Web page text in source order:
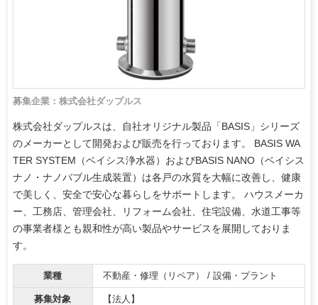
募集企業：株式会社ダップルス
株式会社ダップルスは、自社オリジナル製品「BASIS」シリーズ
のメーカーとして開発および販売を行っております。 BASIS WA
TER SYSTEM（ベイシス浄水器）およびBASIS NANO（ベイシス
ナノ・ナノバブル生成装置）は各戸の水質を大幅に改善し、健康
で美しく、安全で安心な暮らしをサポートします。 ハウスメーカ
ー、工務店、管理会社、リフォーム会社、住宅設備、水道工事等
の事業者様とも親和性が高い製品やサービスを展開しておりま
す。
業種 不動産・修理（リペア） / 設備・プラント
募集対象 【法人】